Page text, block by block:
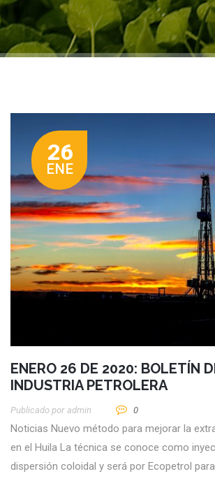
26
ENE
ENERO 26 DE 2020: BOLETÍN
INDUSTRIA PETROLERA
Publicado por Admin 0
Noticias Nuevo método para mejorar la
en el Huila La técnica se conoce como
dispersión coloidal y será por Ecopetrol